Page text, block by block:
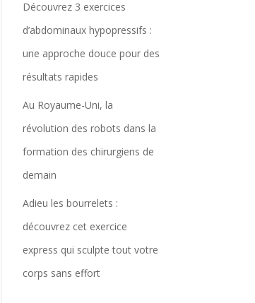
Découvrez 3 exercices
d’abdominaux hypopressifs :
une approche douce pour des
résultats rapides
Au Royaume-Uni, la
révolution des robots dans la
formation des chirurgiens de
demain
Adieu les bourrelets :
découvrez cet exercice
express qui sculpte tout votre
corps sans effort